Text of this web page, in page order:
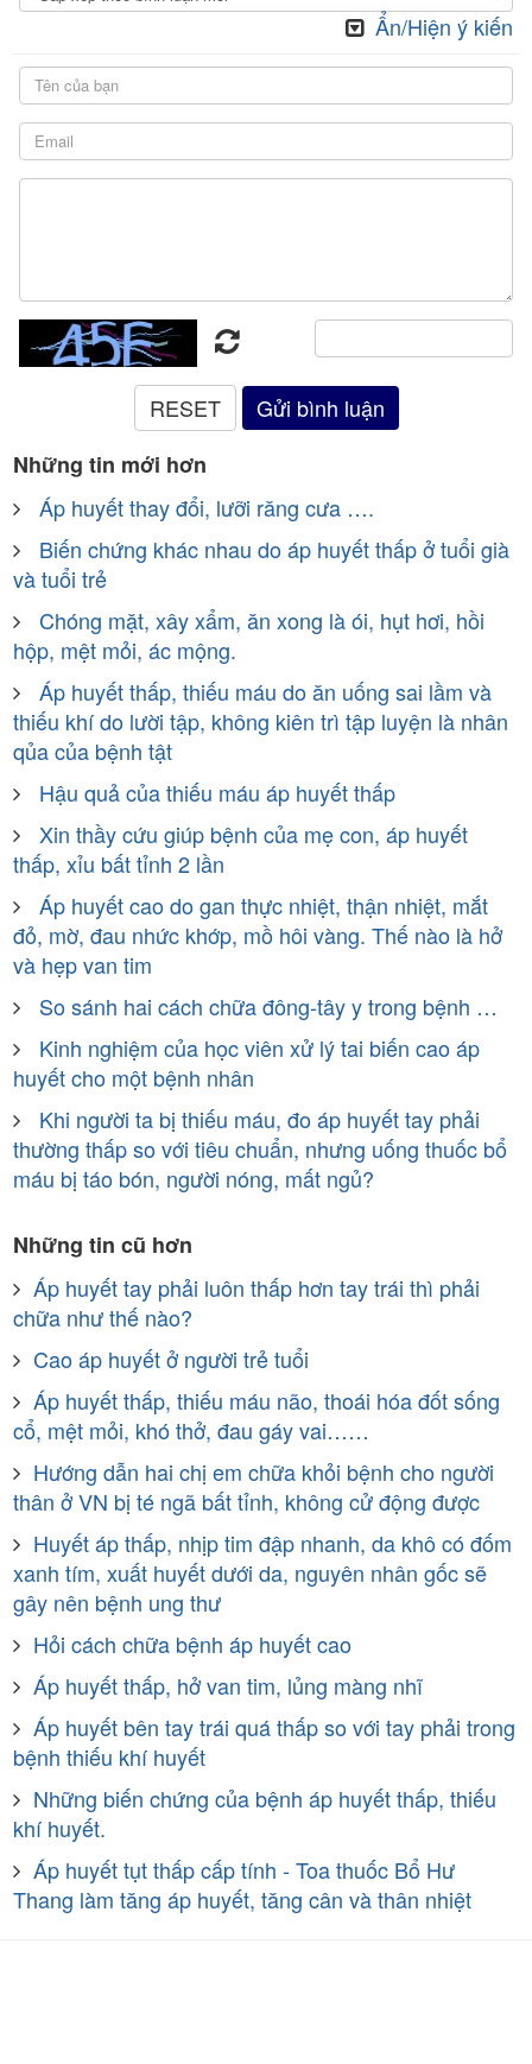
Ẩn/Hiện ý kiến
Những tin mới hơn
Áp huyết thay đổi, lưỡi răng cưa ….
Biến chứng khác nhau do áp huyết thấp ở tuổi già
và tuổi trẻ
Chóng mặt, xây xẩm, ăn xong là ói, hụt hơi, hồi
hộp, mệt mỏi, ác mộng.
Áp huyết thấp, thiếu máu do ăn uống sai lầm và
thiếu khí do lười tập, không kiên trì tập luyện là nhân
qủa của bệnh tật
Hậu quả của thiếu máu áp huyết thấp
Xin thầy cứu giúp bệnh của mẹ con, áp huyết
thấp, xỉu bất tỉnh 2 lần
Áp huyết cao do gan thực nhiệt, thận nhiệt, mắt
đỏ, mờ, đau nhức khớp, mồ hôi vàng. Thế nào là hở
và hẹp van tim
So sánh hai cách chữa đông-tây y trong bệnh …
Kinh nghiệm của học viên xử lý tai biến cao áp
huyết cho một bệnh nhân
Khi người ta bị thiếu máu, đo áp huyết tay phải
thường thấp so với tiêu chuẩn, nhưng uống thuốc bổ
máu bị táo bón, người nóng, mất ngủ?
Những tin cũ hơn
Áp huyết tay phải luôn thấp hơn tay trái thì phải
chữa như thế nào?
Cao áp huyết ở người trẻ tuổi
Áp huyết thấp, thiếu máu não, thoái hóa đốt sống
cổ, mệt mỏi, khó thở, đau gáy vai……
Hướng dẫn hai chị em chữa khỏi bệnh cho người
thân ở VN bị té ngã bất tỉnh, không cử động được
Huyết áp thấp, nhịp tim đập nhanh, da khô có đốm
xanh tím, xuất huyết dưới da, nguyên nhân gốc sẽ
gây nên bệnh ung thư
Hỏi cách chữa bệnh áp huyết cao
Áp huyết thấp, hở van tim, lủng màng nhĩ
Áp huyết bên tay trái quá thấp so với tay phải trong
bệnh thiếu khí huyết
Những biến chứng của bệnh áp huyết thấp, thiếu
khí huyết.
Áp huyết tụt thấp cấp tính - Toa thuốc Bổ Hư
Thang làm tăng áp huyết, tăng cân và thân nhiệt